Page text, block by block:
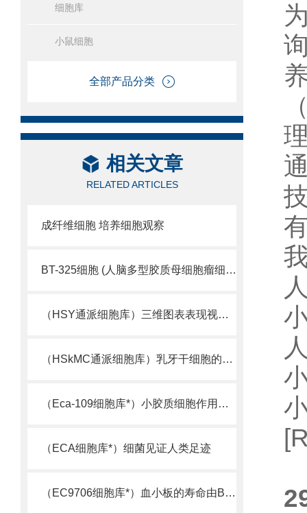
细胞库
小鼠细胞
全部产品分类
相关文章
RELATED ARTICLES
成纤维细胞 培养细胞观察
BT-325细胞 (人脑多型胶质母细胞瘤细胞库)
（HSY通派细胞库）三维图表表现视觉细胞活性
（HSkMC通派细胞库）乳牙干细胞的又一来源
（Eca-109细胞库*）小胶质细胞作用机制被揭示
（ECA细胞库*）细菌见证人类足迹
（EC9706细胞库*）血小板的寿命由Bcl-xL决定